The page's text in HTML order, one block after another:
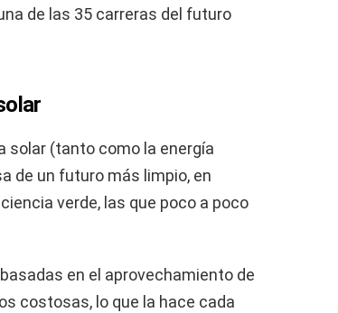
de las 35 carreras del futuro
solar (tanto como la energía
de un futuro más limpio, en
verde, las que poco a poco
en el aprovechamiento de
costosas, lo que la hace cada